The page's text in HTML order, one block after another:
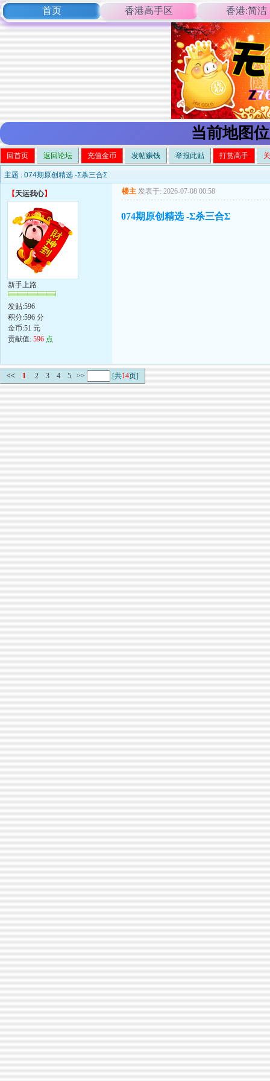
首页 香港高手区 香港:简洁
当前地图
回首页 返回论坛 充值金币 发帖赚钱 举报此贴 打赏高手
主题 : 074期原创精选 -Σ杀三合Σ
【天运我心】
新手上路
发贴:596
积分:596 分
金币:51 元
贡献值: 596 点
楼主 发表于: 2026-07-08 00:58
074期原创精选 -Σ杀三合Σ
<< 1 2 3 4 5 >> [共14页]